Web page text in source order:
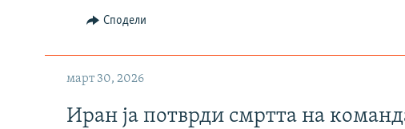
Сподели
март 30, 2026
Иран ја потврди смртта на